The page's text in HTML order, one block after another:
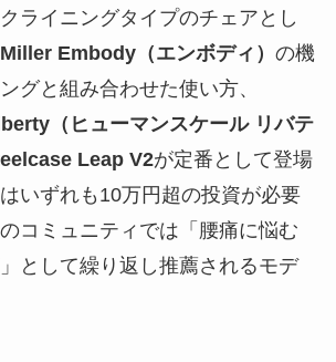
ライニングタイプのチェアとし
Embody（エンボディ） の機
グと組み合わせた使い方、
（ヒューマンスケール リバテ
Leap V2が定番として登場
いずれも10万円超の投資が必要
コミュニティでは「腰痛に悩む
として繰り返し推薦されるモデ